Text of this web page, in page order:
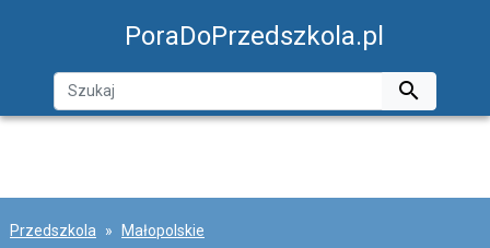
PoraDoPrzedszkola.pl

Przedszkola Małopolskie